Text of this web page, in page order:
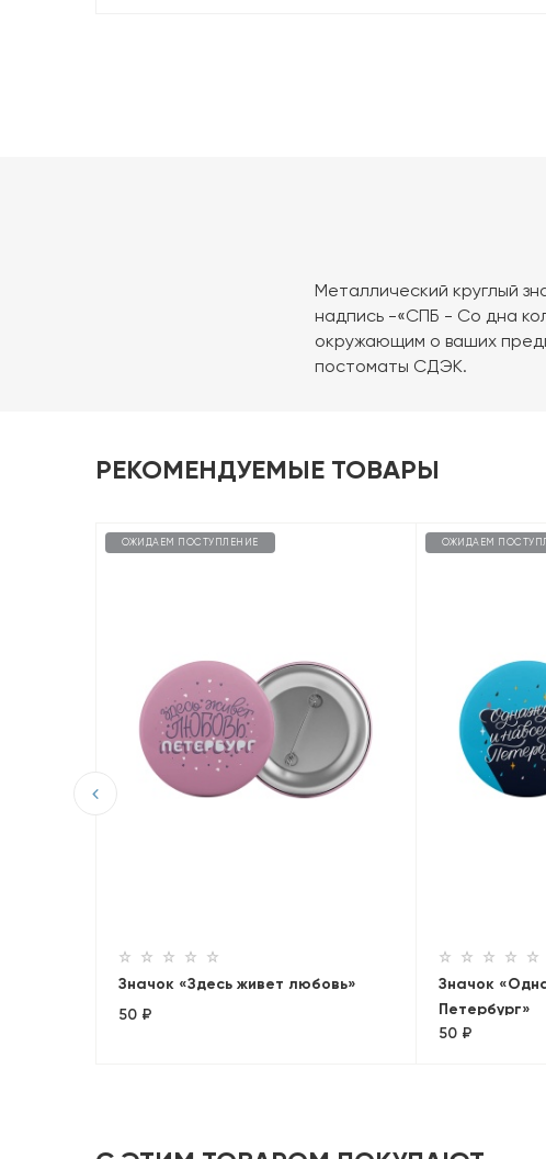
Металлический круглый
надпись -«СПБ - Со дна
окружающим о ваших
постоматы СДЭК.
РЕКОМЕНДУЕМЫЕ ТОВАРЫ
ОЖИДАЕМ ПОСТУПЛЕНИЕ
Значок «Здесь живет любовь»
50 ₽
ОЖИДАЕМ
Значок
Петербург»
50 ₽